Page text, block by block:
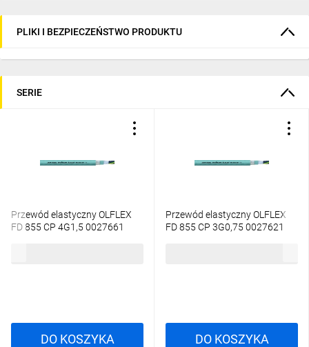
PLIKI I BEZPIECZEŃSTWO PRODUKTU
SERIE
Przewód elastyczny OLFLEX
FD 855 CP 4G1,5 0027661
DO KOSZYKA
Przewód elastyczny OLFLEX
FD 855 CP 3G0,75 0027621
DO KOSZYKA